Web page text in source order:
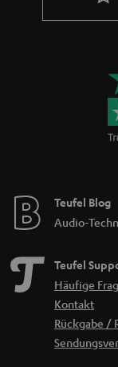
Teufel Blog
Audio-
Teufel
Häufige
Kontakt
Rückgabe /